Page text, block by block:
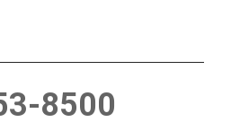
8500